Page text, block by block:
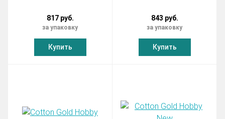
817 руб.
за упаковку
Купить
843 руб.
за упаковку
Купить